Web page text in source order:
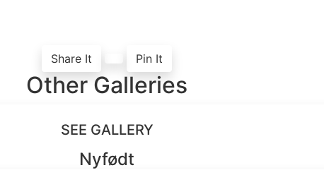
Share It Pin It
Other Galleries
SEE GALLERY
Nyfødt